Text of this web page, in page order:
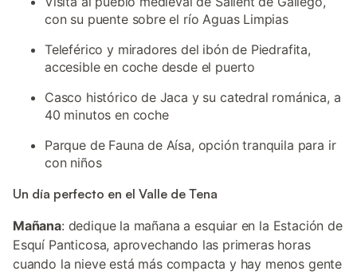
con su puente sobre el río Aguas Limpias
Teleférico y miradores del ibón de Piedrafita,
accesible en coche desde el puerto
Casco histórico de Jaca y su catedral románica, a
40 minutos en coche
Parque de Fauna de Aísa, opción tranquila para ir
con niños
Un día perfecto en el Valle de Tena
Mañana: dedique la mañana a esquiar en la Estación de
Esquí Panticosa, aprovechando las primeras horas
cuando la nieve está más compacta y hay menos gente